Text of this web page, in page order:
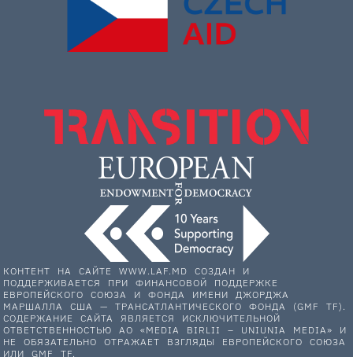
КОНТЕНТ НА САЙТЕ WWW.LAF.MD СОЗДАН И
ПОДДЕРЖИВАЕТСЯ ПРИ ФИНАНСОВОЙ ПОДДЕРЖКЕ
ЕВРОПЕЙСКОГО СОЮЗА И ФОНДА ИМЕНИ ДЖОРДЖА
МАРШАЛЛА США — ТРАНСАТЛАНТИЧЕСКОГО ФОНДА (GMF TF).
СОДЕРЖАНИЕ САЙТА ЯВЛЯЕТСЯ ИСКЛЮЧИТЕЛЬНОЙ
ОТВЕТСТВЕННОСТЬЮ АО «MEDIA BIRLII – UNIUNIA MEDIA» И
НЕ ОБЯЗАТЕЛЬНО ОТРАЖАЕТ ВЗГЛЯДЫ ЕВРОПЕЙСКОГО СОЮЗА
ИЛИ GMF TF.